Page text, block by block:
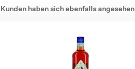
Kunden haben sich ebenfalls angesehen